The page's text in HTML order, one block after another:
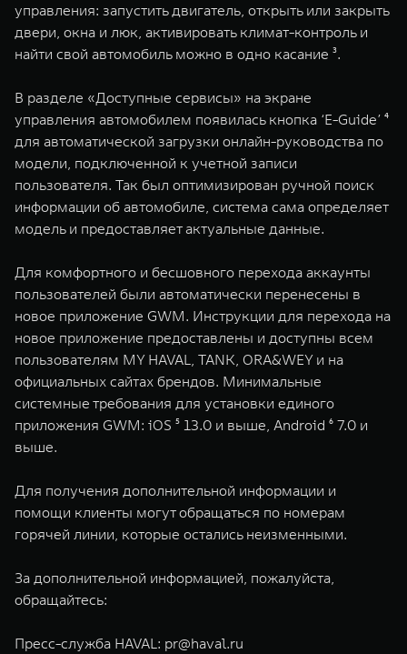
WEY 80
Масштаб возможностей
от 6 449 000 ₽
Масштаб
от 8 099
управления: запустить двигатель, открыть или закрыть
двери, окна и люк, активировать климат-контроль и
найти свой автомобиль можно в одно касание ³.
В разделе «Доступные сервисы» на экране
управления автомобилем появилась кнопка ‘E-Guide’ ⁴
для автоматической загрузки онлайн-руководства по
модели, подключенной к учетной записи
пользователя. Так был оптимизирован ручной поиск
информации об автомобиле, система сама определяет
модель и предоставляет актуальные данные.
Для комфортного и бесшовного перехода аккаунты
пользователей были автоматически перенесены в
новое приложение GWM. Инструкции для перехода на
новое приложение предоставлены и доступны всем
пользователям MY HAVAL, TANK, ORA&WEY и на
официальных сайтах брендов. Минимальные
системные требования для установки единого
приложения GWM: iOS ⁵ 13.0 и выше, Android ⁶ 7.0 и
выше.​
Для получения дополнительной информации и
помощи клиенты могут обращаться по номерам
горячей линии, которые остались неизменными.
За дополнительной информацией, пожалуйста,
обращайтесь:
Пресс-служба HAVAL: pr@haval.ru